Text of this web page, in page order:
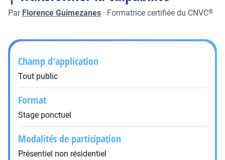
Par Florence Guimezanes · Formatrice certifiée du CNVC®
Champ d'application
Tout public
Format
Stage ponctuel
Modalités de participation
Présentiel non résidentiel